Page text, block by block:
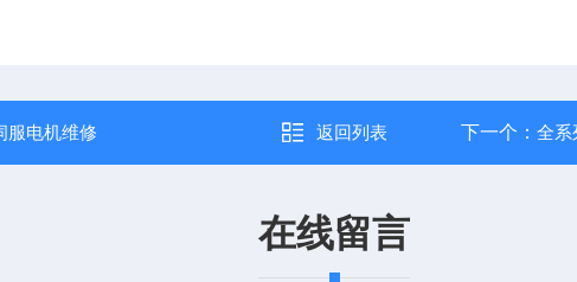
服电机维修 返回列表 下一个： 全系
在线留言